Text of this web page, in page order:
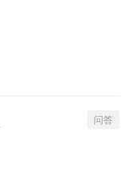
问答